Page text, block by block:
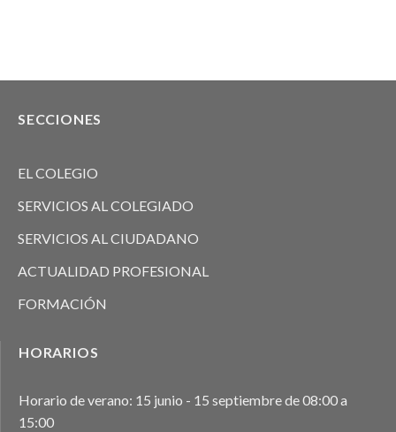
SECCIONES
EL COLEGIO
SERVICIOS AL COLEGIADO
SERVICIOS AL CIUDADANO
ACTUALIDAD PROFESIONAL
FORMACIÓN
HORARIOS
Horario de verano: 15 junio - 15 septiembre de 08:00 a
15:00